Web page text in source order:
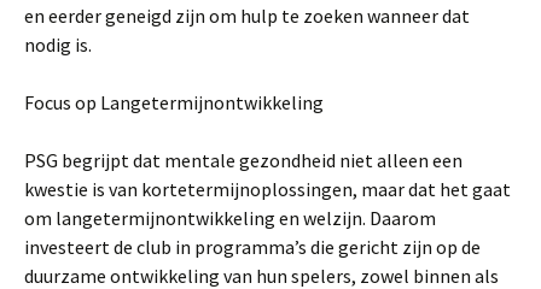
en eerder geneigd zijn om hulp te zoeken wanneer dat
nodig is.
Focus op Langetermijnontwikkeling
PSG begrijpt dat mentale gezondheid niet alleen een
kwestie is van kortetermijnoplossingen, maar dat het gaat
om langetermijnontwikkeling en welzijn. Daarom
investeert de club in programma’s die gericht zijn op de
duurzame ontwikkeling van hun spelers, zowel binnen als